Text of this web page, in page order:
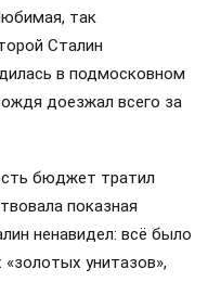
так
Сталин
в подмосковном
доезжал всего за
бюджет тратил
показная
ненавидел: всё было
унитазов»,